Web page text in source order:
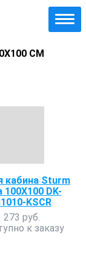
СМ
кабина Sturm
100X100 DK-
KSCR
273 руб.
к заказу